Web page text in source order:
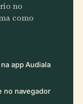
no
como
app Audiala
no navegador